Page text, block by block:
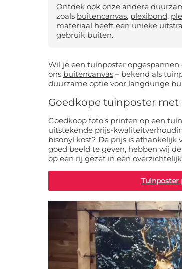
Ontdek ook onze andere
zoals buitencanvas, plexibond,
materiaal heeft een unieke
gebruik buiten.
Wil je een tuinposter
ons buitencanvas – bekend als
duurzame optie voor langdurige
Goedkope tuinposter met
Goedkoop foto’s printen op een
uitstekende prijs-
bisonyl kost? De prijs is
goed beeld te geven, hebben wij
op een rij gezet in een
Tuinposter